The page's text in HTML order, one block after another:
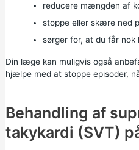
reducere mængden af
stoppe eller skære ned
sørger for, at du får nok
Din læge kan muligvis også
hjælpe med at stoppe episoder,
Behandling af
takykardi (SVT)